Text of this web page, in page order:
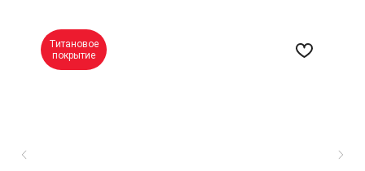
Титановое
покрытие